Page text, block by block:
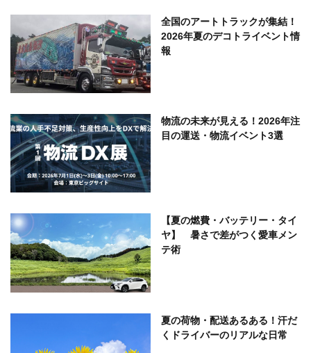
全国のアートトラックが集結！
2026年夏のデコトライベント情
報
物流の未来が見える！2026年注
目の運送・物流イベント3選
【夏の燃費・バッテリー・タイ
ヤ】 暑さで差がつく愛車メン
テ術
夏の荷物・配送あるある！汗だ
くドライバーのリアルな日常